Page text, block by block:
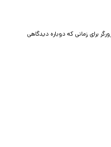
برای زمانی که دوباره دیدگاهی